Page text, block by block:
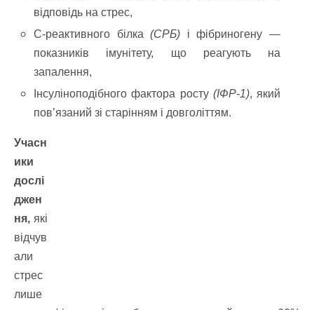
відповідь на стрес,
С-реактивного білка(СРБ) і фібриногену —
показників імунітету, що реагують на
запалення,
Інсуліноподібного фактора росту (ІФР-1), який
пов’язаний зі старінням і довголіттям.
Учасн
ики
дослі
джен
ня, які
відчув
али
стрес
лише